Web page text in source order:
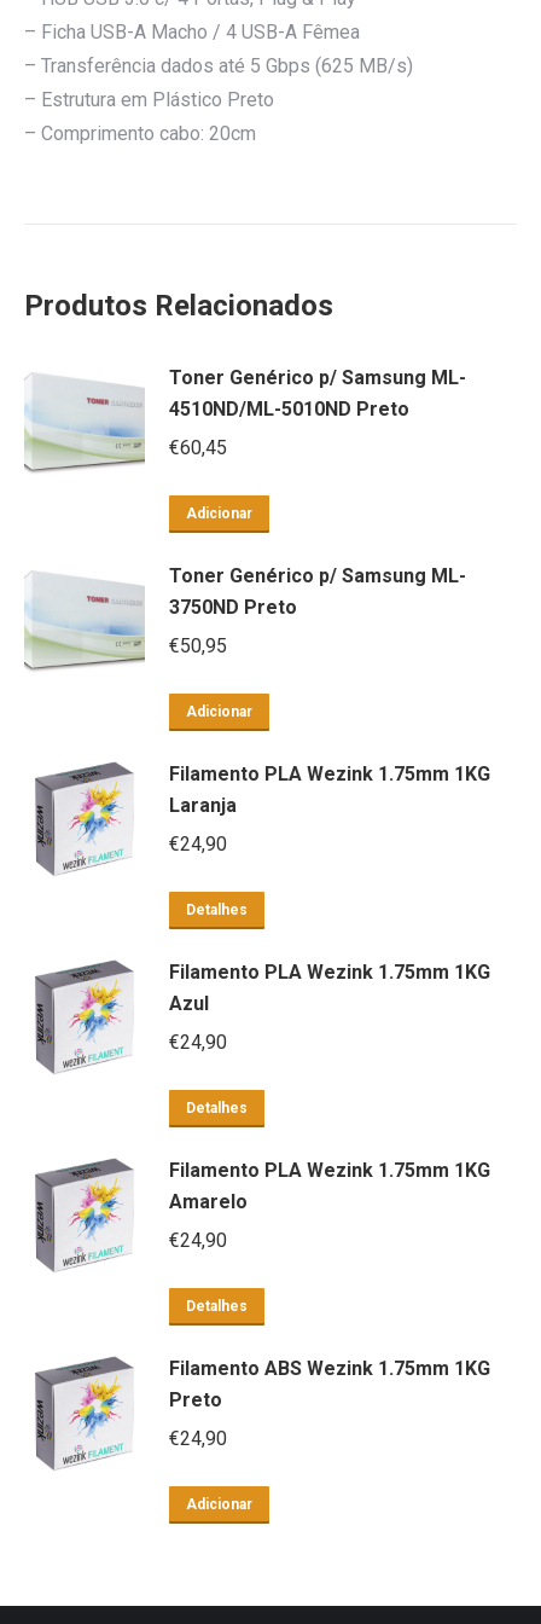
– Ficha USB-A Macho / 4 USB-A Fêmea
– Transferência dados até 5 Gbps (625 MB/s)
– Estrutura em Plástico Preto
– Comprimento cabo: 20cm
Produtos Relacionados
Toner Genérico p/ Samsung ML-
4510ND/ML-5010ND Preto
€60,45
Adicionar
Toner Genérico p/ Samsung ML-
3750ND Preto
€50,95
Adicionar
Filamento PLA Wezink 1.75mm 1KG
Laranja
€24,90
Detalhes
Filamento PLA Wezink 1.75mm 1KG
Azul
€24,90
Detalhes
Filamento PLA Wezink 1.75mm 1KG
Amarelo
€24,90
Detalhes
Filamento ABS Wezink 1.75mm 1KG
Preto
€24,90
Adicionar